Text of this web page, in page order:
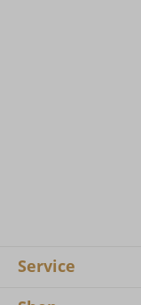
Service